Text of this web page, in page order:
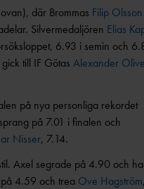
där Brommas Filip Olsson
Silvermedaljören Elias
6.93 i semin och
till IF Götas Alexander
på nya personliga rekordet
på 7.01 i finalen och
Nisser, 7.14.
Axel segrade på 4.90 och
4.59 och trea Ove Hagström,